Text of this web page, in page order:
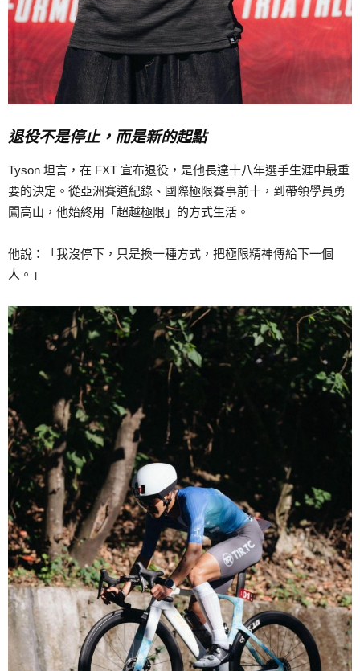
退役不是停止，而是新的起點
Tyson 坦言，在 FXT 宣布退役，是他長達十八年選手生涯中最重
要的決定。從亞洲賽道紀錄、國際極限賽事前十，到帶領學員勇
闖高山，他始終用「超越極限」的方式生活。
他說：「我沒停下，只是換一種方式，把極限精神傳給下一個
人。」